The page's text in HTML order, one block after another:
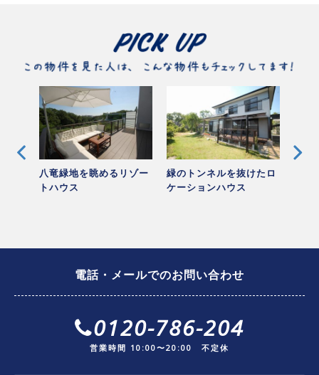
八竜緑地を眺めるリゾー
トハウス
緑のトンネルを抜けたロ
ケーションハウス
電話・メールでのお問い合わせ
0120-786-204
営業時間 10:00〜20:00 不定休